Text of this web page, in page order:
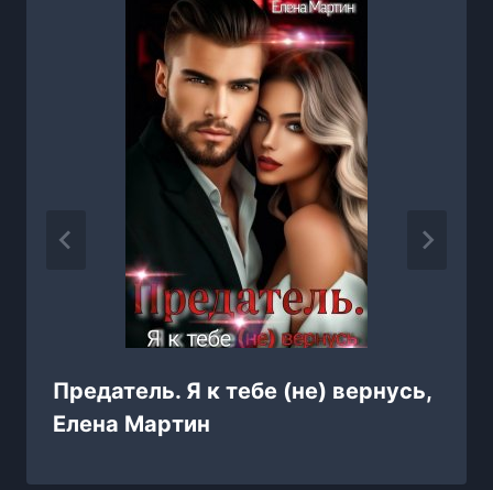
Предатель. Я к тебе (не) вернусь,
Елена Мартин